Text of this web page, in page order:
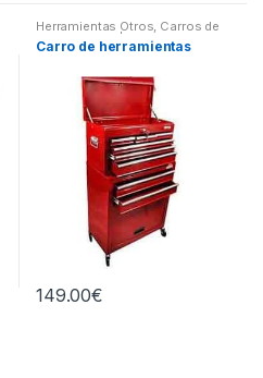
Herramientas Otros, Carros de
Herramientas | Bancos
Carro de herramientas
149.00€